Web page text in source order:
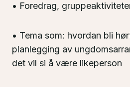
• Foredrag,
• Tema som: hvordan bli
planlegging av
det vil si å være likeperson